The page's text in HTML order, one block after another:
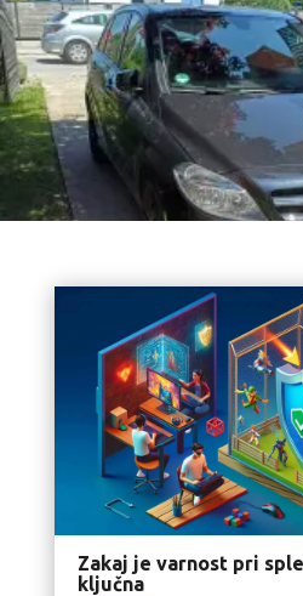
Zakaj je varnost pri
ključna